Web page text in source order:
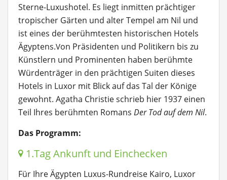
Sterne-Luxushotel. Es liegt inmitten prächtiger
tropischer Gärten und alter Tempel am Nil und
ist eines der berühmtesten historischen Hotels
Ägyptens.Von Präsidenten und Politikern bis zu
Künstlern und Prominenten haben berühmte
Würdenträger in den prächtigen Suiten dieses
Hotels in Luxor mit Blick auf das Tal der Könige
gewohnt. Agatha Christie schrieb hier 1937 einen
Teil Ihres berühmten Romans Der Tod auf dem Nil.
Das Programm:
1.Tag Ankunft und Einchecken
Für Ihre Ägypten Luxus-Rundreise Kairo, Luxor